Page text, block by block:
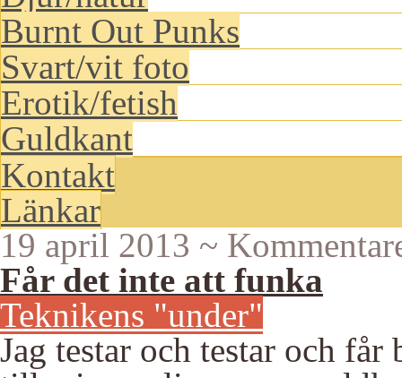
Burnt Out Punks
Svart/vit foto
Erotik/fetish
Guldkant
Kontakt
Länkar
19 april 2013 ~
Får det inte att funka
Teknikens "under"
Jag testar och testar och